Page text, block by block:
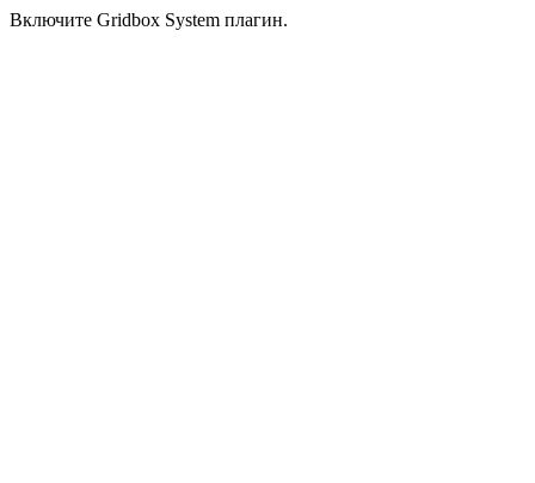
Включите Gridbox System плагин.